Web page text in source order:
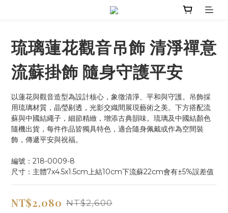
琉璃蓮花觀音吊飾 清淨禪意
流蘇掛飾 隨身守護平安
以蓮花與觀音造型為設計核心，象徵清淨、平和與守護。吊飾採
用琉璃材質，晶瑩剔透，光影交織間展現藝術之美。下方搭配流
蘇與中國結繩子，細節精緻，增添古典韻味。琉璃及中國結顏色
隨機出貨，每件作品皆獨具特色，適合隨身佩戴或作為空間裝
飾，傳遞平安與祝福。
編號：218-0009-8
尺寸：主體7x4.5x1.5cm上結10cm下流蘇22cm會有±5%誤差值
NT$2,080 NT$2,600